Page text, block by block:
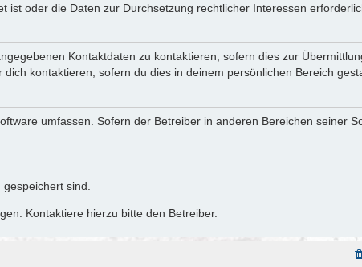
oder die Daten zur Durchsetzung rechtlicher Interessen
Kontaktdaten zu kontaktieren, sofern dies zur
kontaktieren, sofern du dies in deinem persönlichen Bereich
umfassen. Sofern der Betreiber in anderen Bereichen seiner
sind.
Kontaktiere hierzu bitte den Betreiber.